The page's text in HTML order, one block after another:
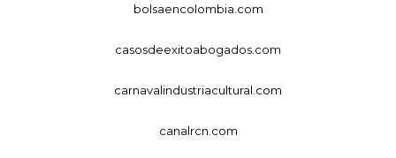
bolsaencolombia.com
casosdeexitoabogados.com
carnavalindustriacultural.com
canalrcn.com